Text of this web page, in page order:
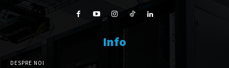
Info
DESPRE NOI